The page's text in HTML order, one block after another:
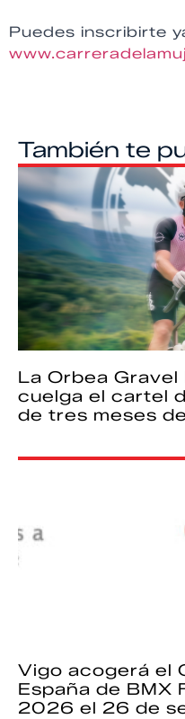
Puedes inscribirte
También te
La Orbea Gravel
cuelga el cartel
de tres meses
Vigo acogerá el
España de BMX
2026 el 26 de